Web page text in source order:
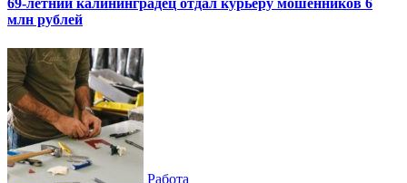
69-летний калининградец отдал курьеру мошенников 6
млн рублей
Работа